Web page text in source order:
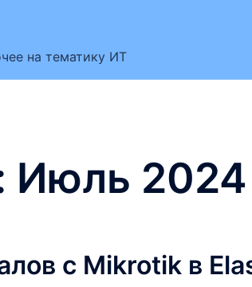
на тематику ИТ
Июль 2024
с Mikrotik в